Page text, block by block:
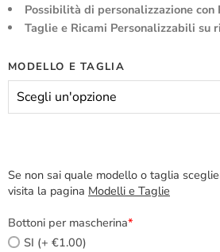
Possibilità di personalizzazione con
Taglie e Ricami Personalizzabili su
MODELLO E TAGLIA
Se non sai quale modello o taglia
visita la pagina Modelli e Taglie
Bottoni per mascherina*
SI (+ €1.00)